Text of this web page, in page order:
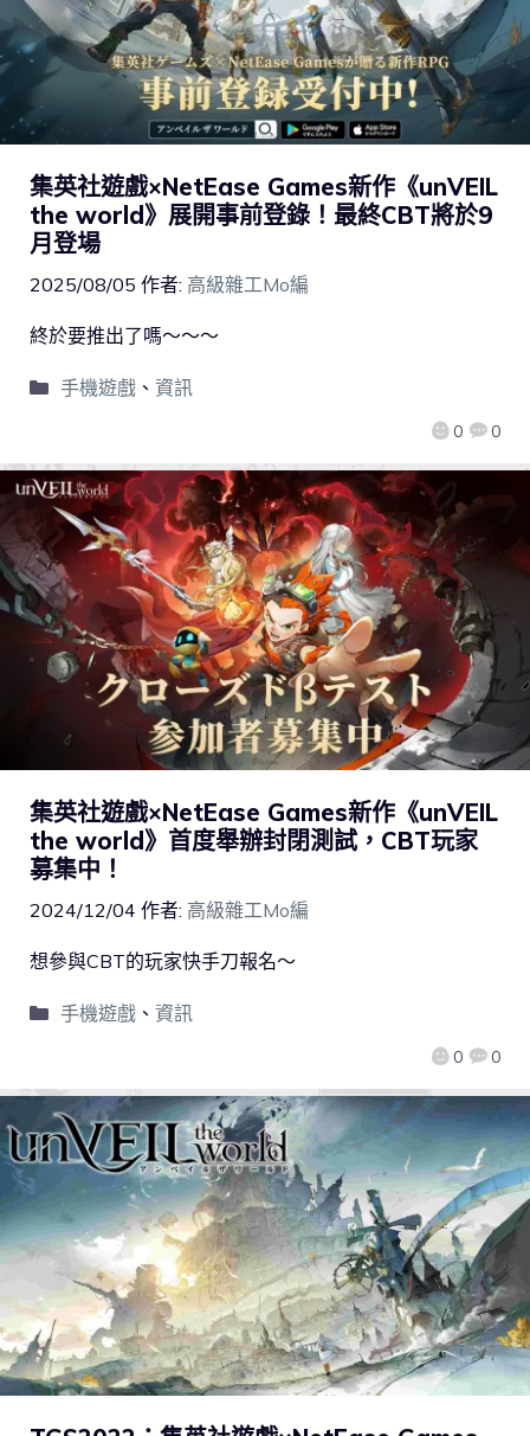
集英社遊戲×NetEase Games新作《unVEIL
the world》展開事前登錄！最終CBT將於9
月登場
2025/08/05 作者: 高級雜工Mo編
0 0
終於要推出了嗎～～～
手機遊戲、 資訊
集英社遊戲×NetEase Games新作《unVEIL
the world》首度舉辦封閉測試，CBT玩家
募集中！
2024/12/04 作者: 高級雜工Mo編
0 0
想參與CBT的玩家快手刀報名～
手機遊戲、 資訊